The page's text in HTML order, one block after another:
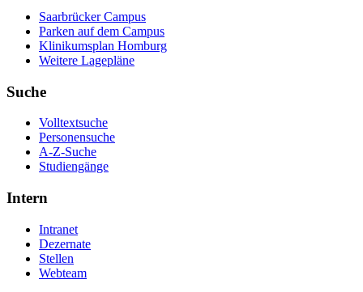
Saarbrücker Campus
Parken auf dem Campus
Klinikumsplan Homburg
Weitere Lagepläne
Suche
Volltextsuche
Personensuche
A-Z-Suche
Studiengänge
Intern
Intranet
Dezernate
Stellen
Webteam